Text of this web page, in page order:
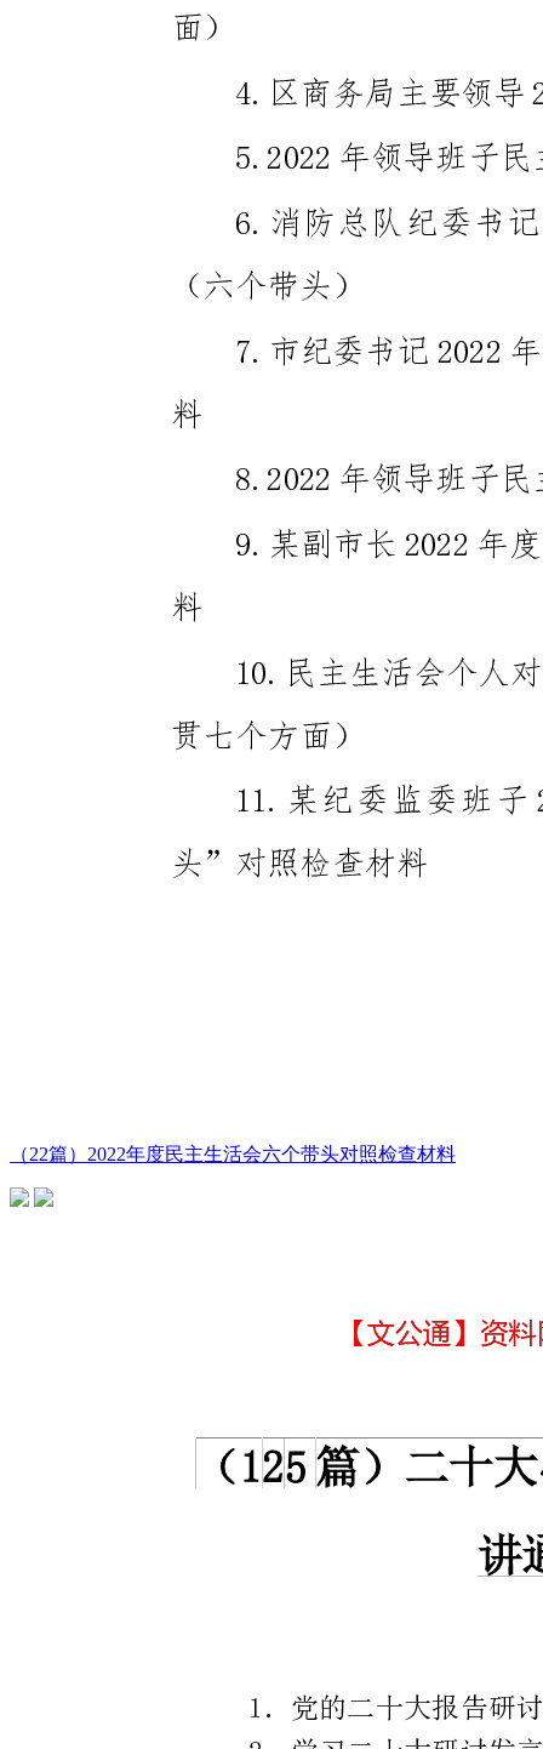
（22篇）2022年度民主生活会六个带头对照检查材料